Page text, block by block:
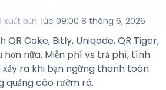
xuất bản: lúc 09:00 8 tháng 6, 2026
QR Cake, Bitly, Uniqode, QR Tiger,
hơn nữa. Miễn phí vs trả phí, tính
ra khi bạn ngừng thanh toán.
quảng cáo rườm rà.